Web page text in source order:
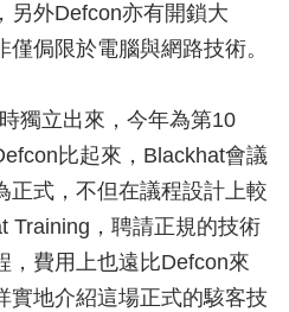
另外Defcon亦有開鎖大
侷限於電腦與網路技術。
立出來，今年為第10
比起來，Blackhat會議
正式，不但在議程設計上較
Training，聘請正規的技術
，費用上也遠比Defcon來
實地介紹這場正式的駭客技